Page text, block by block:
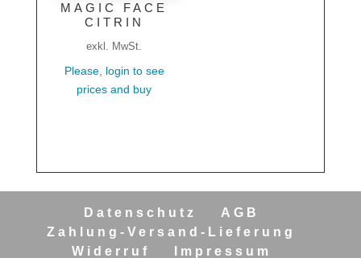
MAGIC FACE
CITRIN
exkl. MwSt.
Please, login to see
prices and buy
Datenschutz
AGB
Zahlung-Versand-Lieferung
Widerruf
Impressum